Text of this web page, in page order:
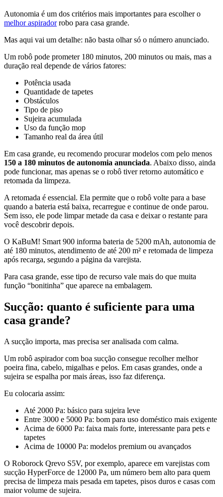
Autonomia é um dos critérios mais importantes para escolher o
melhor aspiradorrobo para casa grande.
Mas aqui vai um detalhe: não basta olhar só o número anunciado.
Um robô pode prometer 180 minutos, 200 minutos ou mais, mas a
duração real depende de vários fatores:
Potência usada
Quantidade de tapetes
Obstáculos
Tipo de piso
Sujeira acumulada
Uso da função mop
Tamanho real da área útil
Em casa grande, eu recomendo procurar modelos com pelo menos
150 a 180 minutos de autonomia anunciada. Abaixo disso, ainda
pode funcionar, mas apenas se o robô tiver retorno automático e
retomada da limpeza.
A retomada é essencial. Ela permite que o robô volte para a base
quando a bateria está baixa, recarregue e continue de onde parou.
Sem isso, ele pode limpar metade da casa e deixar o restante para
você descobrir depois.
O KaBuM! Smart 900 informa bateria de 5200 mAh, autonomia de
até 180 minutos, atendimento de até 200 m² e retomada de limpeza
após recarga, segundo a página da varejista.
Para casa grande, esse tipo de recurso vale mais do que muita
função “bonitinha” que aparece na embalagem.
Sucção: quanto é suficiente para uma
casa grande?
A sucção importa, mas precisa ser analisada com calma.
Um robô aspirador com boa sucção consegue recolher melhor
poeira fina, cabelo, migalhas e pelos. Em casas grandes, onde a
sujeira se espalha por mais áreas, isso faz diferença.
Eu colocaria assim:
Até 2000 Pa: básico para sujeira leve
Entre 3000 e 5000 Pa: bom para uso doméstico mais exigente
Acima de 6000 Pa: faixa mais forte, interessante para pets e
tapetes
Acima de 10000 Pa: modelos premium ou avançados
O Roborock Qrevo S5V, por exemplo, aparece em varejistas com
sucção HyperForce de 12000 Pa, um número bem alto para quem
precisa de limpeza mais pesada em tapetes, pisos duros e casas com
maior volume de sujeira.